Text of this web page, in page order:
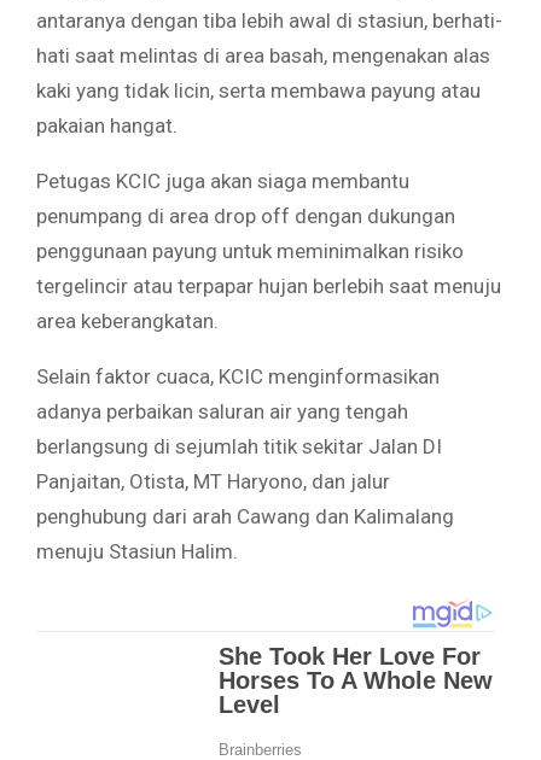
antaranya dengan tiba lebih awal di stasiun, berhati-
hati saat melintas di area basah, mengenakan alas
kaki yang tidak licin, serta membawa payung atau
pakaian hangat.
Petugas KCIC juga akan siaga membantu
penumpang di area drop off dengan dukungan
penggunaan payung untuk meminimalkan risiko
tergelincir atau terpapar hujan berlebih saat menuju
area keberangkatan.
Selain faktor cuaca, KCIC menginformasikan
adanya perbaikan saluran air yang tengah
berlangsung di sejumlah titik sekitar Jalan DI
Panjaitan, Otista, MT Haryono, dan jalur
penghubung dari arah Cawang dan Kalimalang
menuju Stasiun Halim.